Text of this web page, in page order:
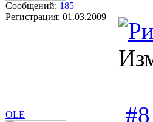
Сообщений: 185
Регистрация: 01.03.2009
OLE #8